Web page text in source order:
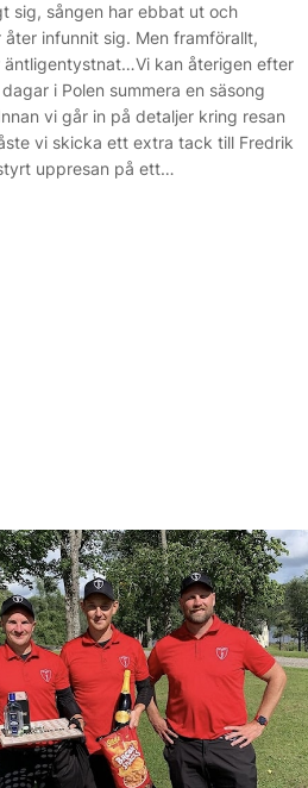
sig, sången har ebbat ut och
infunnit sig. Men framförallt,
äntligentystnat…Vi kan återigen efter
i Polen summera en säsong
vi går in på detaljer kring resan
vi skicka ett extra tack till Fredrik
uppresan på ett…